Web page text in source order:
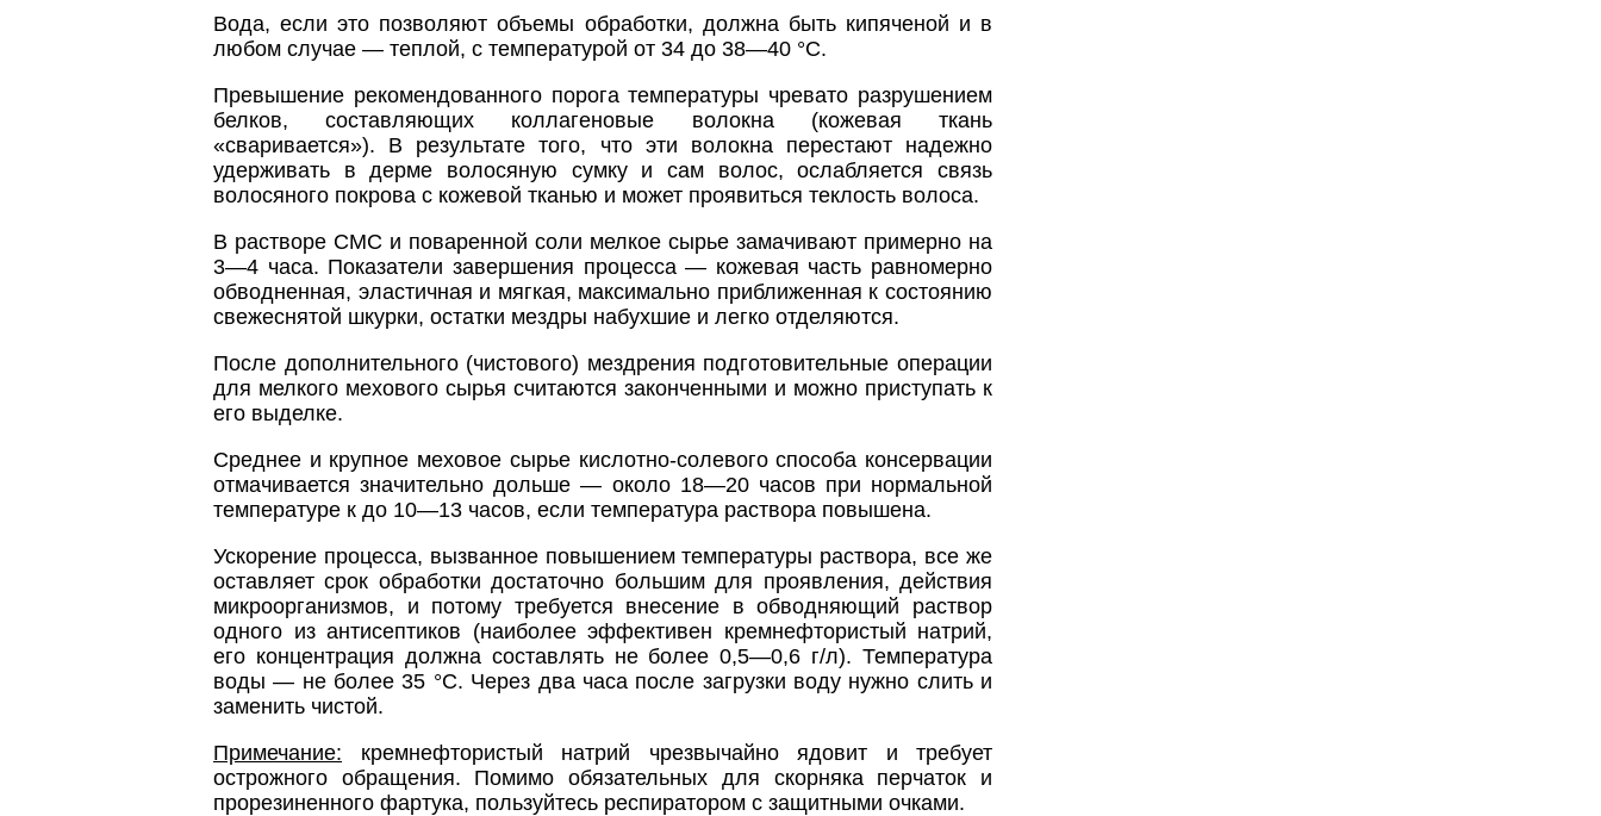
Вода, если это позволяют объемы обработки, должна быть кипяченой и в
любом случае — теплой, с температурой от 34 до 38—40 °С.
Превышение рекомендованного порога температуры чревато разрушением
белков, составляющих коллагеновые волокна (кожевая ткань
«сваривается»). В результате того, что эти волокна перестают надежно
удерживать в дерме волосяную сумку и сам волос, ослабляется связь
волосяного покрова с кожевой тканью и может проявиться теклость волоса.
В растворе СМС и поваренной соли мелкое cырье замачивают примерно на
3—4 часа. Показатели завершения процесса — кожевая часть равномерно
обводненная, эластичная и мягкая, максимально приближенная к состоянию
свежеснятой шкурки, остатки мездры набухшие и легко отделяются.
После дополнительного (чистового) мездрения подготовительные операции
для мелкого мехового сырья считаются законченными и можно приступать к
его выделке.
Среднее и крупное меховое сырье кислотно-солевого способа консервации
отмачивается значительно дольше — около 18—20 часов при нормальной
температуре к до 10—13 часов, если температура раствора повышена.
Ускорение процесса, вызванное повышением температуры раствора, все же
оставляет срок обработки достаточно большим для проявления, действия
микроорганизмов, и потому требуется внесение в обводняющий раствор
одного из антисептиков (наиболее эффективен кремнефтористый натрий,
его концентрация должна составлять не более 0,5—0,6 г/л). Температура
воды — не более 35 °С. Через два часа после загрузки воду нужно слить и
заменить чистой.
Примечание: кремнефтористый натрий чрезвычайно ядовит и требует
острожного обращения. Помимо обязательных для скорняка перчаток и
прорезиненного фартука, пользуйтесь респиратором с защитными очками.